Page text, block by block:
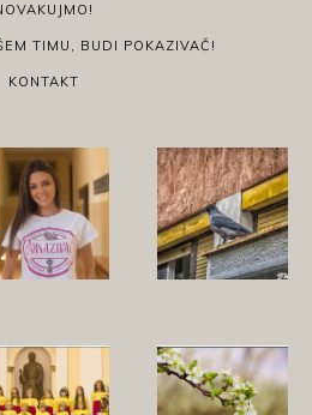
TIMU, BUDI POKAZIVAČ!
KONTAKT